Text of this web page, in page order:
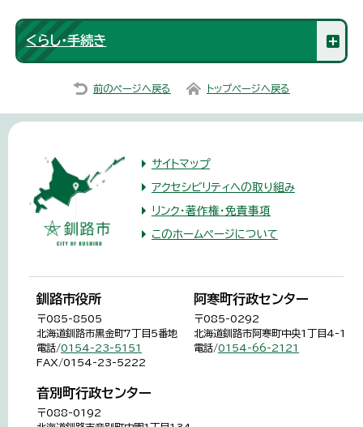
くらし・手続き
前のページへ戻る トップページへ戻る
サイトマップ
アクセシビリティへの取り組み
リンク・著作権・免責事項
このホームページについて
釧路市役所
〒085-8505
北海道釧路市黒金町7丁目5番地
電話/0154-23-5151
FAX/0154-23-5222
阿寒町行政センター
〒085-0292
北海道釧路市阿寒町中央1丁目4-1
電話/0154-66-2121
音別町行政センター
〒088-0192